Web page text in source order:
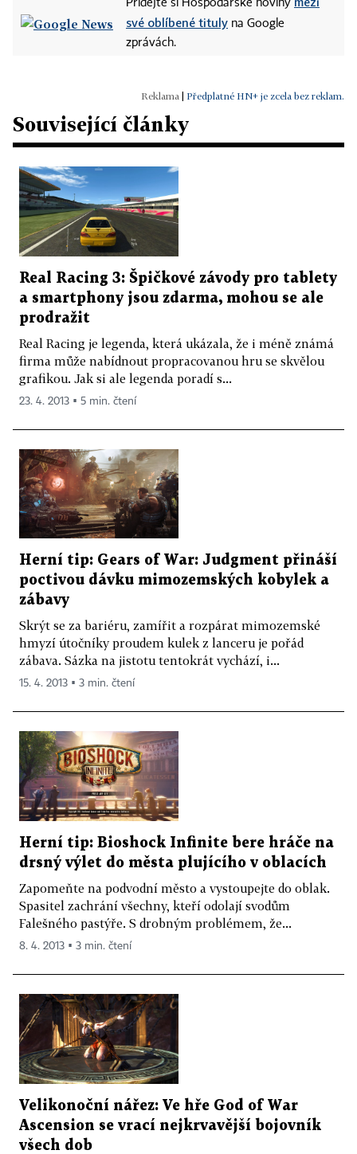
Přidejte si Hospodářské noviny
své oblíbené tituly na Google
zprávách.
Předplatné HN+ je zcela bez reklam.
Související články
Real Racing 3: Špičkové závody pro tablety
a smartphony jsou zdarma, mohou se ale
prodražit
Real Racing je legenda, která ukázala, že i méně známá
firma může nabídnout propracovanou hru se skvělou
grafikou. Jak si ale legenda poradí s...
23. 4. 2013 ▪ 5 min. čtení
Herní tip: Gears of War: Judgment přináší
poctivou dávku mimozemských kobylek a
zábavy
Skrýt se za bariéru, zamířit a rozpárat mimozemské
hmyzí útočníky proudem kulek z lanceru je pořád
zábava. Sázka na jistotu tentokrát vychází, i...
15. 4. 2013 ▪ 3 min. čtení
Herní tip: Bioshock Infinite bere hráče na
drsný výlet do města plujícího v oblacích
Zapomeňte na podvodní město a vystoupejte do oblak.
Spasitel zachrání všechny, kteří odolají svodům
Falešného pastýře. S drobným problémem, že...
8. 4. 2013 ▪ 3 min. čtení
Velikonoční nářez: Ve hře God of War
Ascension se vrací nejkrvavější bojovník
všech dob